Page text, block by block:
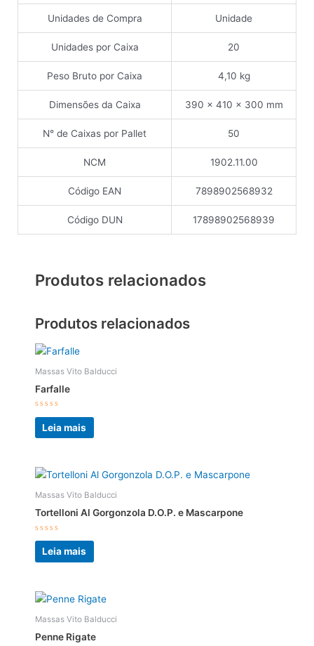
Unidades de Compra Unidade
Unidades por Caixa 20
Peso Bruto por Caixa 4,10 kg
Dimensões da Caixa 390 x 410 x 300 mm
N° de Caixas por Pallet 50
NCM 1902.11.00
Código EAN 7898902568932
Código DUN 17898902568939
Produtos relacionados
Produtos relacionados
Massas Vito Balducci
Farfalle
Avaliação
de
5
Leia mais
Massas Vito Balducci
Tortelloni Al Gorgonzola D.O.P. e Mascarpone
Avaliação
de
5
Leia mais
Massas Vito Balducci
Penne Rigate